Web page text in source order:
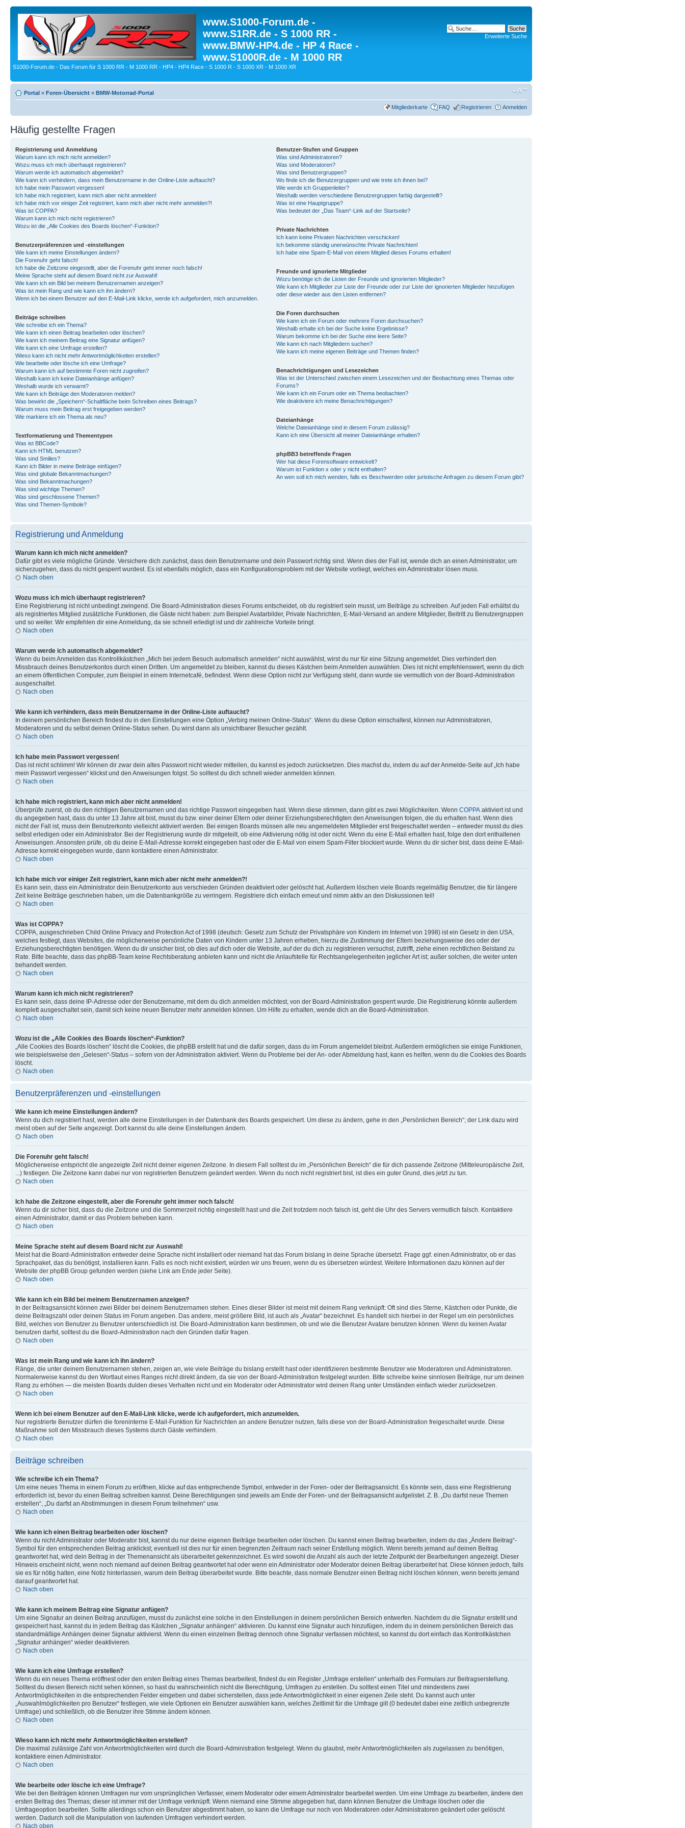
www.S1000-Forum.de -
www.S1RR.de - S 1000 RR -
www.BMW-HP4.de - HP 4 Race -
www.S1000R.de - M 1000 RR
S1000-Forum.de - Das Forum für S 1000 RR - M 1000 RR - HP4 - HP4 Race - S 1000 R - S 1000 XR - M 1000 XR
Erweiterte Suche
Portal » Foren-Übersicht » BMW-Motorrad-Portal
Mitgliederkarte FAQ Registrieren Anmelden
Häufig gestellte Fragen
Registrierung und Anmeldung
Warum kann ich mich nicht anmelden?
Wozu muss ich mich überhaupt registrieren?
Warum werde ich automatisch abgemeldet?
Wie kann ich verhindern, dass mein Benutzername in der Online-Liste auftaucht?
Ich habe mein Passwort vergessen!
Ich habe mich registriert, kann mich aber nicht anmelden!
Ich habe mich vor einiger Zeit registriert, kann mich aber nicht mehr anmelden?!
Was ist COPPA?
Warum kann ich mich nicht registrieren?
Wozu ist die „Alle Cookies des Boards löschen“-Funktion?
Benutzerpräferenzen und -einstellungen
Wie kann ich meine Einstellungen ändern?
Die Forenuhr geht falsch!
Ich habe die Zeitzone eingestellt, aber die Forenuhr geht immer noch falsch!
Meine Sprache steht auf diesem Board nicht zur Auswahl!
Wie kann ich ein Bild bei meinem Benutzernamen anzeigen?
Was ist mein Rang und wie kann ich ihn ändern?
Wenn ich bei einem Benutzer auf den E-Mail-Link klicke, werde ich aufgefordert, mich anzumelden.
Beiträge schreiben
Wie schreibe ich ein Thema?
Wie kann ich einen Beitrag bearbeiten oder löschen?
Wie kann ich meinem Beitrag eine Signatur anfügen?
Wie kann ich eine Umfrage erstellen?
Wieso kann ich nicht mehr Antwortmöglichkeiten erstellen?
Wie bearbeite oder lösche ich eine Umfrage?
Warum kann ich auf bestimmte Foren nicht zugreifen?
Weshalb kann ich keine Dateianhänge anfügen?
Weshalb wurde ich verwarnt?
Wie kann ich Beiträge den Moderatoren melden?
Was bewirkt die „Speichern“-Schaltfläche beim Schreiben eines Beitrags?
Warum muss mein Beitrag erst freigegeben werden?
Wie markiere ich ein Thema als neu?
Textformatierung und Thementypen
Was ist BBCode?
Kann ich HTML benutzen?
Was sind Smilies?
Kann ich Bilder in meine Beiträge einfügen?
Was sind globale Bekanntmachungen?
Was sind Bekanntmachungen?
Was sind wichtige Themen?
Was sind geschlossene Themen?
Was sind Themen-Symbole?
Benutzer-Stufen und Gruppen
Was sind Administratoren?
Was sind Moderatoren?
Was sind Benutzergruppen?
Wo finde ich die Benutzergruppen und wie trete ich ihnen bei?
Wie werde ich Gruppenleiter?
Weshalb werden verschiedene Benutzergruppen farbig dargestellt?
Was ist eine Hauptgruppe?
Was bedeutet der „Das Team“-Link auf der Startseite?
Private Nachrichten
Ich kann keine Privaten Nachrichten verschicken!
Ich bekomme ständig unerwünschte Private Nachrichten!
Ich habe eine Spam-E-Mail von einem Mitglied dieses Forums erhalten!
Freunde und ignorierte Mitglieder
Wozu benötige ich die Listen der Freunde und ignorierten Mitglieder?
Wie kann ich Mitglieder zur Liste der Freunde oder zur Liste der ignorierten Mitglieder hinzufügen
oder diese wieder aus den Listen entfernen?
Die Foren durchsuchen
Wie kann ich ein Forum oder mehrere Foren durchsuchen?
Weshalb erhalte ich bei der Suche keine Ergebnisse?
Warum bekomme ich bei der Suche eine leere Seite?
Wie kann ich nach Mitgliedern suchen?
Wie kann ich meine eigenen Beiträge und Themen finden?
Benachrichtigungen und Lesezeichen
Was ist der Unterschied zwischen einem Lesezeichen und der Beobachtung eines Themas oder
Forums?
Wie kann ich ein Forum oder ein Thema beobachten?
Wie deaktiviere ich meine Benachrichtigungen?
Dateianhänge
Welche Dateianhänge sind in diesem Forum zulässig?
Kann ich eine Übersicht all meiner Dateianhänge erhalten?
phpBB3 betreffende Fragen
Wer hat diese Forensoftware entwickelt?
Warum ist Funktion x oder y nicht enthalten?
An wen soll ich mich wenden, falls es Beschwerden oder juristische Anfragen zu diesem Forum gibt?
Registrierung und Anmeldung
Warum kann ich mich nicht anmelden?
Dafür gibt es viele mögliche Gründe. Versichere dich zunächst, dass dein Benutzername und dein Passwort richtig sind. Wenn dies der Fall ist, wende dich an einen Administrator, um
sicherzugehen, dass du nicht gesperrt wurdest. Es ist ebenfalls möglich, dass ein Konfigurationsproblem mit der Website vorliegt, welches ein Administrator lösen muss.
Nach oben
Wozu muss ich mich überhaupt registrieren?
Eine Registrierung ist nicht unbedingt zwingend. Die Board-Administration dieses Forums entscheidet, ob du registriert sein musst, um Beiträge zu schreiben. Auf jeden Fall erhältst du
als registriertes Mitglied zusätzliche Funktionen, die Gäste nicht haben: zum Beispiel Avatarbilder, Private Nachrichten, E-Mail-Versand an andere Mitglieder, Beitritt zu Benutzergruppen
und so weiter. Wir empfehlen dir eine Anmeldung, da sie schnell erledigt ist und dir zahlreiche Vorteile bringt.
Nach oben
Warum werde ich automatisch abgemeldet?
Wenn du beim Anmelden das Kontrollkästchen „Mich bei jedem Besuch automatisch anmelden“ nicht auswählst, wirst du nur für eine Sitzung angemeldet. Dies verhindert den
Missbrauch deines Benutzerkontos durch einen Dritten. Um angemeldet zu bleiben, kannst du dieses Kästchen beim Anmelden auswählen. Dies ist nicht empfehlenswert, wenn du dich
an einem öffentlichen Computer, zum Beispiel in einem Internetcafé, befindest. Wenn diese Option nicht zur Verfügung steht, dann wurde sie vermutlich von der Board-Administration
ausgeschaltet.
Nach oben
Wie kann ich verhindern, dass mein Benutzername in der Online-Liste auftaucht?
In deinem persönlichen Bereich findest du in den Einstellungen eine Option „Verbirg meinen Online-Status“. Wenn du diese Option einschaltest, können nur Administratoren,
Moderatoren und du selbst deinen Online-Status sehen. Du wirst dann als unsichtbarer Besucher gezählt.
Nach oben
Ich habe mein Passwort vergessen!
Das ist nicht schlimm! Wir können dir zwar dein altes Passwort nicht wieder mitteilen, du kannst es jedoch zurücksetzen. Dies machst du, indem du auf der Anmelde-Seite auf „Ich habe
mein Passwort vergessen“ klickst und den Anweisungen folgst. So solltest du dich schnell wieder anmelden können.
Nach oben
Ich habe mich registriert, kann mich aber nicht anmelden!
Überprüfe zuerst, ob du den richtigen Benutzernamen und das richtige Passwort eingegeben hast. Wenn diese stimmen, dann gibt es zwei Möglichkeiten. Wenn COPPA aktiviert ist und
du angegeben hast, dass du unter 13 Jahre alt bist, musst du bzw. einer deiner Eltern oder deiner Erziehungsberechtigten den Anweisungen folgen, die du erhalten hast. Wenn dies
nicht der Fall ist, muss dein Benutzerkonto vielleicht aktiviert werden. Bei einigen Boards müssen alle neu angemeldeten Mitglieder erst freigeschaltet werden – entweder musst du dies
selbst erledigen oder ein Administrator. Bei der Registrierung wurde dir mitgeteilt, ob eine Aktivierung nötig ist oder nicht. Wenn du eine E-Mail erhalten hast, folge den dort enthaltenen
Anweisungen. Ansonsten prüfe, ob du deine E-Mail-Adresse korrekt eingegeben hast oder die E-Mail von einem Spam-Filter blockiert wurde. Wenn du dir sicher bist, dass deine E-Mail-
Adresse korrekt eingegeben wurde, dann kontaktiere einen Administrator.
Nach oben
Ich habe mich vor einiger Zeit registriert, kann mich aber nicht mehr anmelden?!
Es kann sein, dass ein Administrator dein Benutzerkonto aus verschieden Gründen deaktiviert oder gelöscht hat. Außerdem löschen viele Boards regelmäßig Benutzer, die für längere
Zeit keine Beiträge geschrieben haben, um die Datenbankgröße zu verringern. Registriere dich einfach erneut und nimm aktiv an den Diskussionen teil!
Nach oben
Was ist COPPA?
COPPA, ausgeschrieben Child Online Privacy and Protection Act of 1998 (deutsch: Gesetz zum Schutz der Privatsphäre von Kindern im Internet von 1998) ist ein Gesetz in den USA,
welches festlegt, dass Websites, die möglicherweise persönliche Daten von Kindern unter 13 Jahren erheben, hierzu die Zustimmung der Eltern beziehungsweise des oder der
Erziehungsberechtigten benötigen. Wenn du dir unsicher bist, ob dies auf dich oder die Website, auf der du dich zu registrieren versuchst, zutrifft, ziehe einen rechtlichen Beistand zu
Rate. Bitte beachte, dass das phpBB-Team keine Rechtsberatung anbieten kann und nicht die Anlaufstelle für Rechtsangelegenheiten jeglicher Art ist; außer solchen, die weiter unten
behandelt werden.
Nach oben
Warum kann ich mich nicht registrieren?
Es kann sein, dass deine IP-Adresse oder der Benutzername, mit dem du dich anmelden möchtest, von der Board-Administration gesperrt wurde. Die Registrierung könnte außerdem
komplett ausgeschaltet sein, damit sich keine neuen Benutzer mehr anmelden können. Um Hilfe zu erhalten, wende dich an die Board-Administration.
Nach oben
Wozu ist die „Alle Cookies des Boards löschen“-Funktion?
„Alle Cookies des Boards löschen“ löscht die Cookies, die phpBB erstellt hat und die dafür sorgen, dass du im Forum angemeldet bleibst. Außerdem ermöglichen sie einige Funktionen,
wie beispielsweise den „Gelesen“-Status – sofern von der Administration aktiviert. Wenn du Probleme bei der An- oder Abmeldung hast, kann es helfen, wenn du die Cookies des Boards
löscht.
Nach oben
Benutzerpräferenzen und -einstellungen
Wie kann ich meine Einstellungen ändern?
Wenn du dich registriert hast, werden alle deine Einstellungen in der Datenbank des Boards gespeichert. Um diese zu ändern, gehe in den „Persönlichen Bereich“; der Link dazu wird
meist oben auf der Seite angezeigt. Dort kannst du alle deine Einstellungen ändern.
Nach oben
Die Forenuhr geht falsch!
Möglicherweise entspricht die angezeigte Zeit nicht deiner eigenen Zeitzone. In diesem Fall solltest du im „Persönlichen Bereich“ die für dich passende Zeitzone (Mitteleuropäische Zeit,
...) festlegen. Die Zeitzone kann dabei nur von registrierten Benutzern geändert werden. Wenn du noch nicht registriert bist, ist dies ein guter Grund, dies jetzt zu tun.
Nach oben
Ich habe die Zeitzone eingestellt, aber die Forenuhr geht immer noch falsch!
Wenn du dir sicher bist, dass du die Zeitzone und die Sommerzeit richtig eingestellt hast und die Zeit trotzdem noch falsch ist, geht die Uhr des Servers vermutlich falsch. Kontaktiere
einen Administrator, damit er das Problem beheben kann.
Nach oben
Meine Sprache steht auf diesem Board nicht zur Auswahl!
Meist hat die Board-Administration entweder deine Sprache nicht installiert oder niemand hat das Forum bislang in deine Sprache übersetzt. Frage ggf. einen Administrator, ob er das
Sprachpaket, das du benötigst, installieren kann. Falls es noch nicht existiert, würden wir uns freuen, wenn du es übersetzen würdest. Weitere Informationen dazu können auf der
Website der phpBB Group gefunden werden (siehe Link am Ende jeder Seite).
Nach oben
Wie kann ich ein Bild bei meinem Benutzernamen anzeigen?
In der Beitragsansicht können zwei Bilder bei deinem Benutzernamen stehen. Eines dieser Bilder ist meist mit deinem Rang verknüpft: Oft sind dies Sterne, Kästchen oder Punkte, die
deine Beitragszahl oder deinen Status im Forum angeben. Das andere, meist größere Bild, ist auch als „Avatar“ bezeichnet. Es handelt sich hierbei in der Regel um ein persönliches
Bild, welches von Benutzer zu Benutzer unterschiedlich ist. Die Board-Administration kann bestimmen, ob und wie die Benutzer Avatare benutzen können. Wenn du keinen Avatar
benutzen darfst, solltest du die Board-Administration nach den Gründen dafür fragen.
Nach oben
Was ist mein Rang und wie kann ich ihn ändern?
Ränge, die unter deinem Benutzernamen stehen, zeigen an, wie viele Beiträge du bislang erstellt hast oder identifizieren bestimmte Benutzer wie Moderatoren und Administratoren.
Normalerweise kannst du den Wortlaut eines Ranges nicht direkt ändern, da sie von der Board-Administration festgelegt wurden. Bitte schreibe keine sinnlosen Beiträge, nur um deinen
Rang zu erhöhen — die meisten Boards dulden dieses Verhalten nicht und ein Moderator oder Administrator wird deinen Rang unter Umständen einfach wieder zurücksetzen.
Nach oben
Wenn ich bei einem Benutzer auf den E-Mail-Link klicke, werde ich aufgefordert, mich anzumelden.
Nur registrierte Benutzer dürfen die foreninterne E-Mail-Funktion für Nachrichten an andere Benutzer nutzen, falls diese von der Board-Administration freigeschaltet wurde. Diese
Maßnahme soll den Missbrauch dieses Systems durch Gäste verhindern.
Nach oben
Beiträge schreiben
Wie schreibe ich ein Thema?
Um eine neues Thema in einem Forum zu eröffnen, klicke auf das entsprechende Symbol, entweder in der Foren- oder der Beitragsansicht. Es könnte sein, dass eine Registrierung
erforderlich ist, bevor du einen Beitrag schreiben kannst. Deine Berechtigungen sind jeweils am Ende der Foren- und der Beitragsansicht aufgelistet. Z. B. „Du darfst neue Themen
erstellen“, „Du darfst an Abstimmungen in diesem Forum teilnehmen“ usw.
Nach oben
Wie kann ich einen Beitrag bearbeiten oder löschen?
Wenn du nicht Administrator oder Moderator bist, kannst du nur deine eigenen Beiträge bearbeiten oder löschen. Du kannst einen Beitrag bearbeiten, indem du das „Ändere Beitrag“-
Symbol für den entsprechenden Beitrag anklickst; eventuell ist dies nur für einen begrenzten Zeitraum nach seiner Erstellung möglich. Wenn bereits jemand auf deinen Beitrag
geantwortet hat, wird dein Beitrag in der Themenansicht als überarbeitet gekennzeichnet. Es wird sowohl die Anzahl als auch der letzte Zeitpunkt der Bearbeitungen angezeigt. Dieser
Hinweis erscheint nicht, wenn noch niemand auf deinen Beitrag geantwortet hat oder wenn ein Administrator oder Moderator deinen Beitrag überarbeitet hat. Diese können jedoch, falls
sie es für nötig halten, eine Notiz hinterlassen, warum dein Beitrag überarbeitet wurde. Bitte beachte, dass normale Benutzer einen Beitrag nicht löschen können, wenn bereits jemand
darauf geantwortet hat.
Nach oben
Wie kann ich meinem Beitrag eine Signatur anfügen?
Um eine Signatur an deinen Beitrag anzufügen, musst du zunächst eine solche in den Einstellungen in deinem persönlichen Bereich entwerfen. Nachdem du die Signatur erstellt und
gespeichert hast, kannst du in jedem Beitrag das Kästchen „Signatur anhängen“ aktivieren. Du kannst eine Signatur auch hinzufügen, indem du in deinem persönlichen Bereich das
standardmäßige Anhängen deiner Signatur aktivierst. Wenn du einen einzelnen Beitrag dennoch ohne Signatur verfassen möchtest, so kannst du dort einfach das Kontrollkästchen
„Signatur anhängen“ wieder deaktivieren.
Nach oben
Wie kann ich eine Umfrage erstellen?
Wenn du ein neues Thema eröffnest oder den ersten Beitrag eines Themas bearbeitest, findest du ein Register „Umfrage erstellen“ unterhalb des Formulars zur Beitragserstellung.
Solltest du diesen Bereich nicht sehen können, so hast du wahrscheinlich nicht die Berechtigung, Umfragen zu erstellen. Du solltest einen Titel und mindestens zwei
Antwortmöglichkeiten in die entsprechenden Felder eingeben und dabei sicherstellen, dass jede Antwortmöglichkeit in einer eigenen Zeile steht. Du kannst auch unter
„Auswahlmöglichkeiten pro Benutzer“ festlegen, wie viele Optionen ein Benutzer auswählen kann, welches Zeitlimit für die Umfrage gilt (0 bedeutet dabei eine zeitlich unbegrenzte
Umfrage) und schließlich, ob die Benutzer ihre Stimme ändern können.
Nach oben
Wieso kann ich nicht mehr Antwortmöglichkeiten erstellen?
Die maximal zulässige Zahl von Antwortmöglichkeiten wird durch die Board-Administration festgelegt. Wenn du glaubst, mehr Antwortmöglichkeiten als zugelassen zu benötigen,
kontaktiere einen Administrator.
Nach oben
Wie bearbeite oder lösche ich eine Umfrage?
Wie bei den Beiträgen können Umfragen nur vom ursprünglichen Verfasser, einem Moderator oder einem Administrator bearbeitet werden. Um eine Umfrage zu bearbeiten, ändere den
ersten Beitrag des Themas; dieser ist immer mit der Umfrage verknüpft. Wenn niemand eine Stimme abgegeben hat, dann können Benutzer die Umfrage löschen oder die
Umfrageoption bearbeiten. Sollte allerdings schon ein Benutzer abgestimmt haben, so kann die Umfrage nur noch von Moderatoren oder Administratoren geändert oder gelöscht
werden. Dadurch soll die Manipulation von laufenden Umfragen verhindert werden.
Nach oben